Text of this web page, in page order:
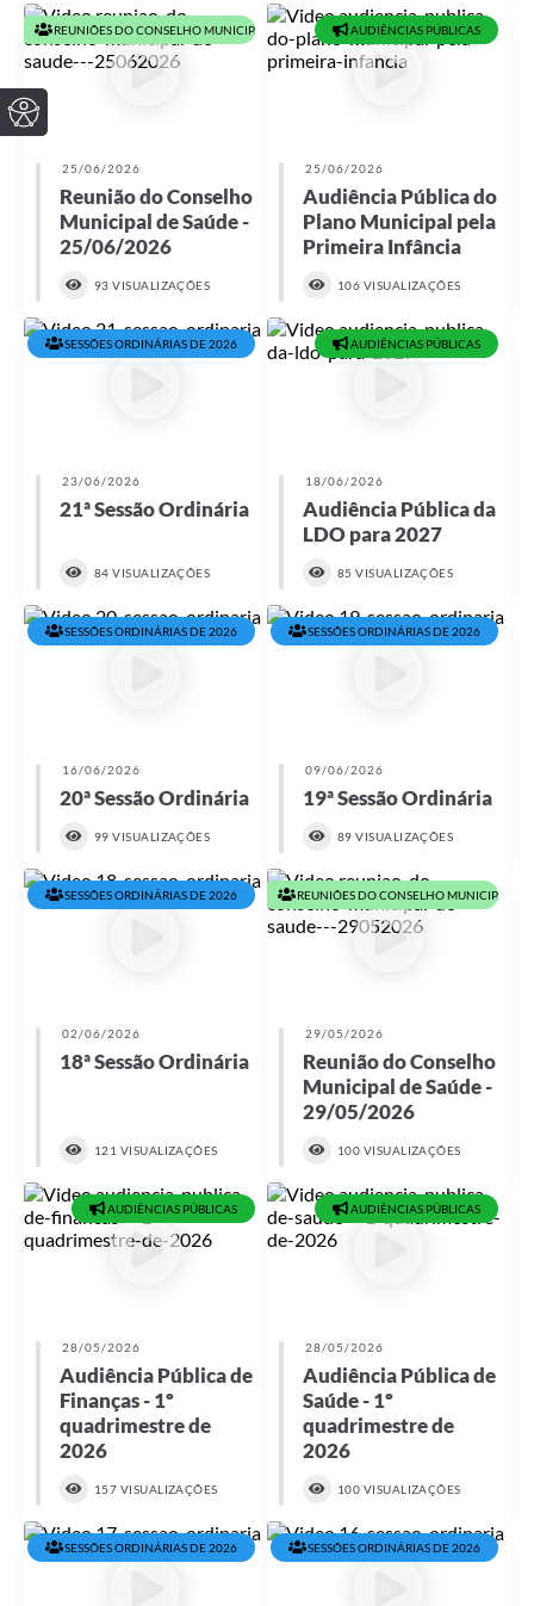
REUNIÕES DO CONSELHO MUNICIPAL DE SAÚDE EM 2026
25/06/2026
Reunião do Conselho
Municipal de Saúde -
25/06/2026
93 VISUALIZAÇÕES
AUDIÊNCIAS PÚBLICAS
25/06/2026
Audiência Pública do
Plano Municipal pela
Primeira Infância
106 VISUALIZAÇÕES
SESSÕES ORDINÁRIAS DE 2026
23/06/2026
21ª Sessão Ordinária
84 VISUALIZAÇÕES
AUDIÊNCIAS PÚBLICAS
18/06/2026
Audiência Pública da
LDO para 2027
85 VISUALIZAÇÕES
SESSÕES ORDINÁRIAS DE 2026
16/06/2026
20ª Sessão Ordinária
99 VISUALIZAÇÕES
SESSÕES ORDINÁRIAS DE 2026
09/06/2026
19ª Sessão Ordinária
89 VISUALIZAÇÕES
SESSÕES ORDINÁRIAS DE 2026
02/06/2026
18ª Sessão Ordinária
121 VISUALIZAÇÕES
REUNIÕES DO CONSELHO MUNICIPAL
29/05/2026
Reunião do Conselho
Municipal de Saúde -
29/05/2026
100 VISUALIZAÇÕES
AUDIÊNCIAS PÚBLICAS
28/05/2026
Audiência Pública de
Finanças - 1º
quadrimestre de
2026
157 VISUALIZAÇÕES
AUDIÊNCIAS PÚBLICAS
28/05/2026
Audiência Pública de
Saúde - 1º
quadrimestre de
2026
100 VISUALIZAÇÕES
SESSÕES ORDINÁRIAS DE 2026 SESSÕES ORDINÁRIAS DE 2026